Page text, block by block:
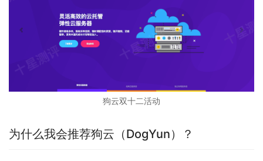
狗云双十二活动
为什么我会推荐狗云（DogYun）？